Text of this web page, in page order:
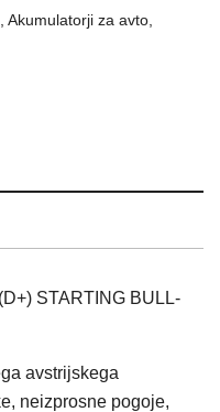
Akumulatorji za avto
STARTING BULL-
avstrijskega
neizprosne pogoje,